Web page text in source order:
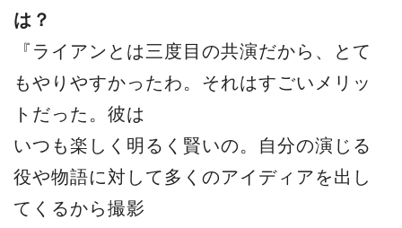
は？
『ライアンとは三度目の共演だから、とて
もやりやすかったわ。それはすごいメリッ
トだった。彼は
いつも楽しく明るく賢いの。自分の演じる
役や物語に対して多くのアイディアを出し
てくるから撮影